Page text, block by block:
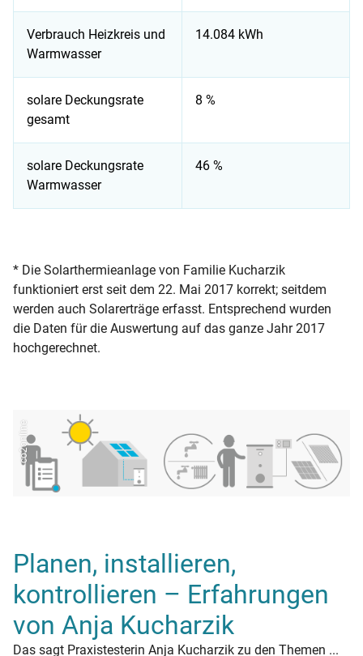
Verbrauch Heizkreis und
Warmwasser
14.084 kWh
solare Deckungsrate
gesamt
8 %
solare Deckungsrate
Warmwasser
46 %
* Die Solarthermieanlage von Familie Kucharzik
funktioniert erst seit dem 22. Mai 2017 korrekt; seitdem
werden auch Solarerträge erfasst. Entsprechend wurden
die Daten für die Auswertung auf das ganze Jahr 2017
hochgerechnet.
co2online
Planen, installieren,
kontrollieren – Erfahrungen
von Anja Kucharzik
Das sagt Praxistesterin Anja Kucharzik zu den Themen ...